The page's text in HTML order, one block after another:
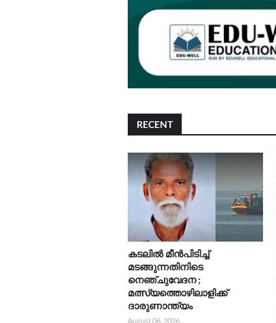
RECENT
കടലിൽ മീൻപിടിച്ച്
മടങ്ങുന്നതിനിടെ
നെഞ്ചുവേദന ;
മത്സ്യത്തൊഴിലാളിക്ക്
ദാരുണാന്ത്യം
August 06, 2026